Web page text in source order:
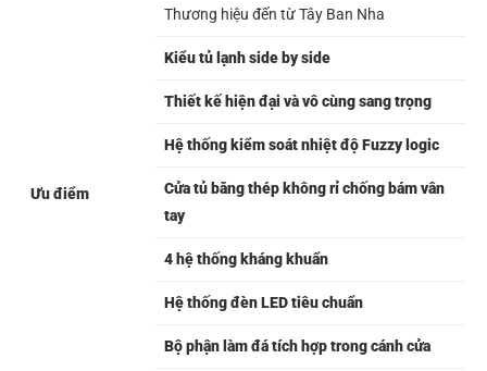
Ưu điểm
Thương hiệu đến từ Tây Ban Nha
Kiểu tủ lạnh side by side
Thiết kế hiện đại và vô cùng sang trọng
Hệ thống kiểm soát nhiệt độ Fuzzy logic
Cửa tủ bằng thép không rỉ chống bám vân
tay
4 hệ thống kháng khuẩn
Hệ thống đèn LED tiêu chuẩn
Bộ phận làm đá tích hợp trong cánh cửa